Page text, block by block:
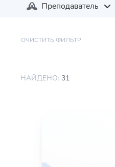
Преподаватель
ОЧИСТИТЬ ФИЛЬТР
НАЙДЕНО: 31